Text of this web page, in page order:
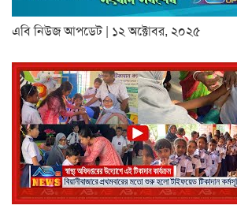
এবি নিউজ আপডেট | ১২ অক্টোবর, ২০২৫